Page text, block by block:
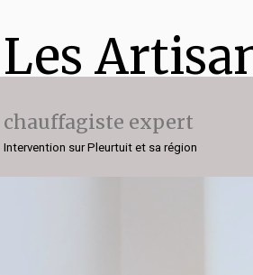
Les
chauffagiste expert
Intervention sur Pleurtuit et sa région